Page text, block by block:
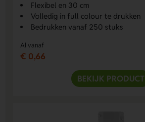
Flexibel en 30 cm
Volledig in full colour te drukken
Bedrukken vanaf 250 stuks
Al vanaf
€ 0,66
BEKIJK PRODUCT